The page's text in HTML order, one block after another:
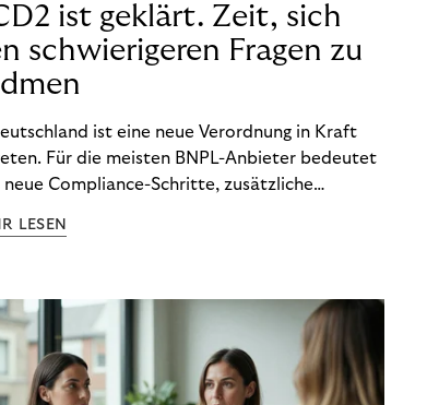
ist geklärt. Zeit, sich
schwierigeren Fragen zu
ist eine neue Verordnung in Kraft
Für die meisten BNPL-Anbieter bedeutet
neue Compliance-Schritte, zusätzliche
die Rivertys 14-Tage-Rechnung nutzen,
ausgenommen, sodass der
Prozess unverändert bleibt – d. h. keine
Hürden, keine neuen Schritte für Ihre
Für Händler in Deutschland ist dies ein
LESEN